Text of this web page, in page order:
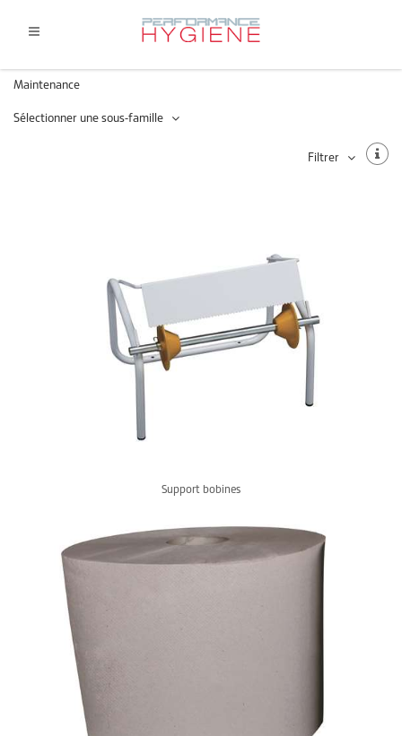
Maintenance
Sélectionner une sous-famille
Filtrer
Support bobines